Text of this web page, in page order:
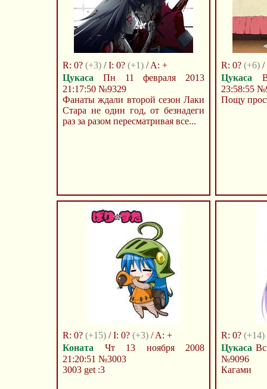
R: 0? (+3) / I: 0? (+1) / A: +
Цукаса Пн 11 февраля 2013
21:17:50 №9329
Фанаты ждали второй сезон Лаки
Стара не один год, от безнадеги
раз за разом пересматривая все...
R: 0? (+6) /
Цукаса
23:58:55
Пощу
R: 0? (+15) / I: 0? (+3) / A: +
Коната Чт 13 ноября 2008
21:20:51 №3003
3003 get :3
R: 0? (+14)
Цукаса
№9096
Кагами